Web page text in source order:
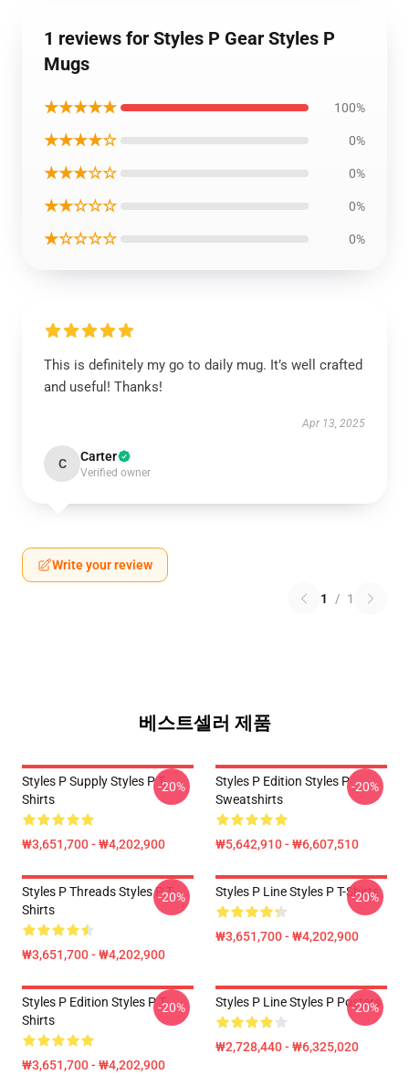
1 reviews for Styles P Gear Styles P
Mugs
★★★★★ 100%
★★★★☆ 0%
★★★☆☆ 0%
★★☆☆☆ 0%
★☆☆☆☆ 0%
This is definitely my go to daily mug. It’s well crafted
and useful! Thanks!
Apr 13, 2025
C Carter
Verified owner
Write your review
1 / 1
베스트셀러 제품
Styles P Supply Styles P T-
Shirts
₩3,651,700 - ₩4,202,900
-20%
Styles P Edition Styles P
Sweatshirts
₩5,642,910 - ₩6,607,510
-20%
Styles P Threads Styles P T-
Shirts
₩3,651,700 - ₩4,202,900
-20% Styles P Line Styles P T-Shirts
₩3,651,700 - ₩4,202,900
-20%
Styles P Edition Styles P T-
Shirts
₩3,651,700 - ₩4,202,900
-20% Styles P Line Styles P Posters
₩2,728,440 - ₩6,325,020
-20%